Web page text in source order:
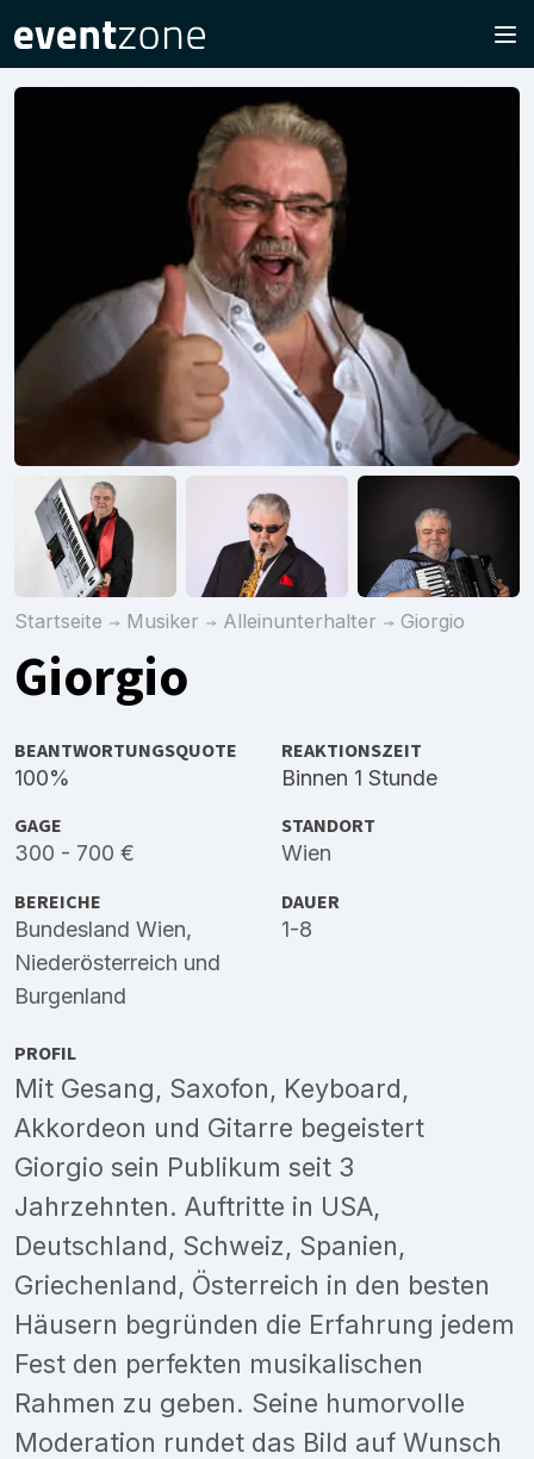
Startseite Musiker Alleinunterhalter Giorgio
Giorgio
BEANTWORTUNGSQUOTE
100%
REAKTIONSZEIT
Binnen 1 Stunde
GAGE
300 - 700 €
STANDORT
Wien
BEREICHE
Bundesland Wien,
Niederösterreich und
Burgenland
DAUER
1-8
PROFIL
Mit Gesang, Saxofon, Keyboard,
Akkordeon und Gitarre begeistert
Giorgio sein Publikum seit 3
Jahrzehnten. Auftritte in USA,
Deutschland, Schweiz, Spanien,
Griechenland, Österreich in den besten
Häusern begründen die Erfahrung jedem
Fest den perfekten musikalischen
Rahmen zu geben. Seine humorvolle
Moderation rundet das Bild auf Wunsch